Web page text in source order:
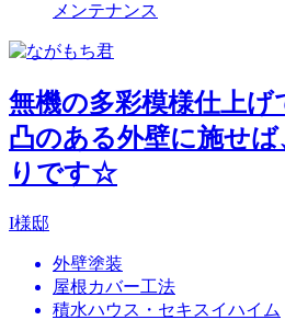
無機の多彩模様仕上げ
凸のある外壁に施せ
りです☆
I様邸
外壁塗装
屋根カバー工法
積水ハウス・セキスイハイム